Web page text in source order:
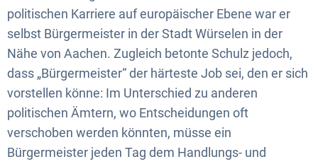
politischen Karriere auf europäischer Ebene war er
selbst Bürgermeister in der Stadt Würselen in der
Nähe von Aachen. Zugleich betonte Schulz jedoch,
dass „Bürgermeister“ der härteste Job sei, den er sich
vorstellen könne: Im Unterschied zu anderen
politischen Ämtern, wo Entscheidungen oft
verschoben werden könnten, müsse ein
Bürgermeister jeden Tag dem Handlungs- und